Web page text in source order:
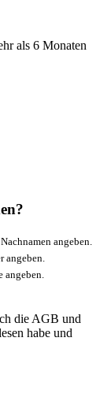
als 6 Monaten
angeben.
angeben.
die AGB und
habe und